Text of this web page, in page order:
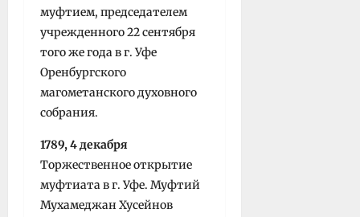
муфтием, председателем
учрежденного 22 сентября
того же года в г. Уфе
Оренбургского
магометанского духовного
собрания.
1789, 4 декабря
Торжественное открытие
муфтиата в г. Уфе. Муфтий
Мухамеджан Хусейнов